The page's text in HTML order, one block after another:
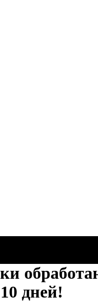
дней!